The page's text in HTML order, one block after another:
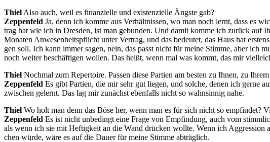
Thiel Also auch, weil es fi­nan­zi­el­le und exis­ten­zi­el­le Ängs­te gab?
Zep­pe­n­feld Ja, denn ich kom­me aus Ver­hält­nis­sen, wo man noch lernt, dass es
trag hat wie ich in Dres­den, ist man ge­bun­den. Und da­mit kom­me ich zu­rück
Mo­na­ten An­we­sen­heits­pflicht un­ter Ver­trag, und das be­deu­tet, das Haus hat
gen soll. Ich kann im­mer sa­gen, nein, das passt nicht für mei­ne Stim­me, aber ich
noch wei­ter be­schäf­ti­gen wol­len. Das heißt, wenn mal was kommt, das mir
Thiel Noch­mal zum Re­per­toire. Pas­sen die­se Par­tien am bes­ten zu Ih­nen, zu
Zep­pe­n­feld Es gibt Par­tien, die mir sehr gut lie­gen, und sol­che, de­nen ich ger­ne
zwi­schen ge­lernt. Das lag mir zu­nächst eben­falls nicht so wahn­sin­nig nahe.
Thiel Wo holt man denn das Böse her, wenn man es für sich nicht so emp­fin­det?
Zep­pe­n­feld Es ist nicht un­be­dingt eine Fra­ge von Emp­fin­dung, auch vom
als wenn ich sie mit Hef­tig­keit an die Wand drü­cken woll­te. Wenn ich
chen wür­de, wäre es auf die Dau­er für mei­ne Stim­me abträglich.